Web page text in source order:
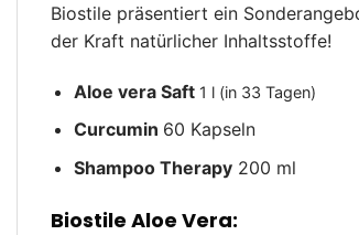
Biostile präsentiert ein
der Kraft natürlicher Inhaltsstoffe!
Aloe vera Saft 1 l (in 33 Tagen)
Curcumin 60 Kapseln
Shampoo Therapy200 ml
Biostile Aloe Vera: